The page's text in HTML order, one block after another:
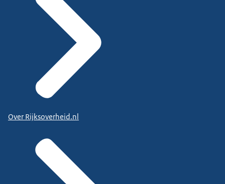
Over Rijksoverheid.nl